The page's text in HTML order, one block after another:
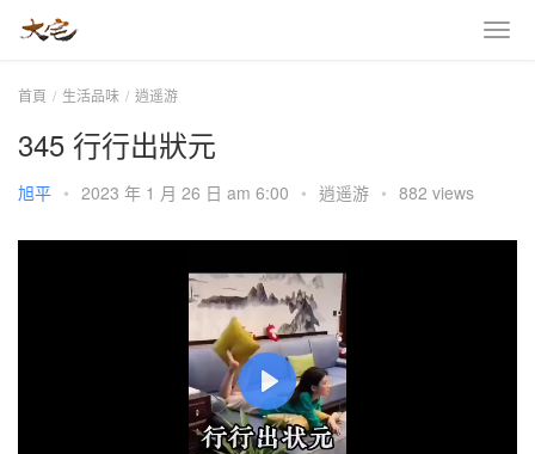
首頁 生活品味 逍遥游
345 行行出狀元
旭平 • 2023 年 1 月 26 日 am 6:00 • 逍遥游 • 882 views
P
l